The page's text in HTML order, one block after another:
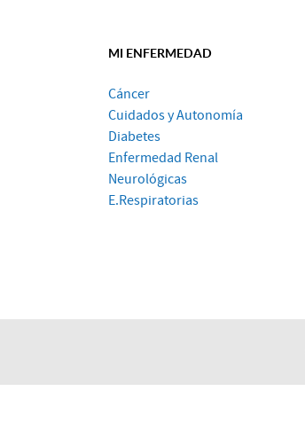
MI ENFERMEDAD
Cáncer
Cuidados y Autonomía
Diabetes
Enfermedad Renal
Neurológicas
E.Respiratorias